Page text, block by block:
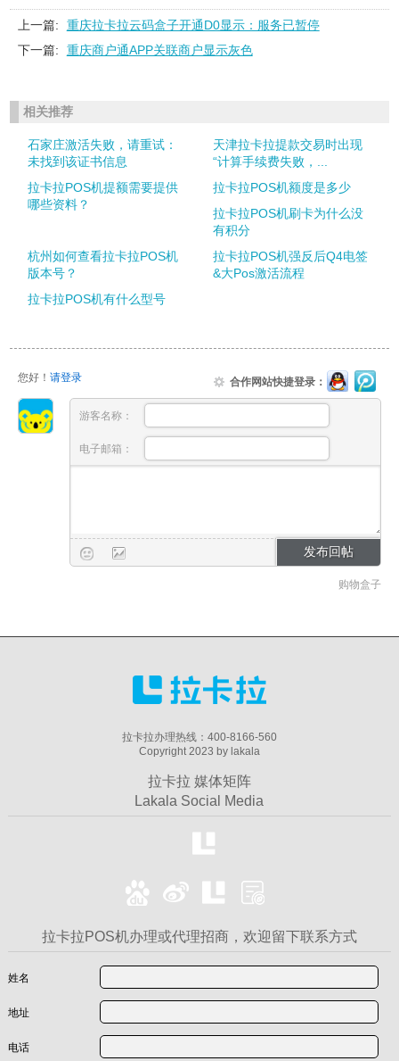
上一篇:
重庆拉卡拉云码盒子开通D0显示：服务已暂停
下一篇:
重庆商户通APP关联商户显示灰色
相关推荐
石家庄激活失败，请重试：
未找到该证书信息
天津拉卡拉提款交易时出现
“计算手续费失败，...
拉卡拉POS机提额需要提供
哪些资料？
拉卡拉POS机额度是多少
拉卡拉POS机刷卡为什么没
有积分
杭州如何查看拉卡拉POS机
版本号？
拉卡拉POS机强反后Q4电签
&大Pos激活流程
拉卡拉POS机有什么型号
您好！ 请登录 合作网站快捷登录：
游客名称：
电子邮箱：
购物盒子
拉卡拉办理热线：400-8166-560
Copyright 2023 by lakala
拉卡拉 媒体矩阵
Lakala Social Media
拉卡拉POS机办理或代理招商，欢迎留下联系方式
姓名
地址
电话